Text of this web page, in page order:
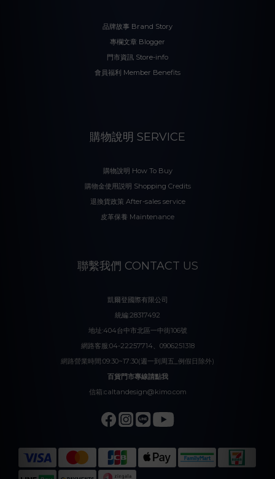
品牌故事 Brand Story
專欄文章 Blogger
門市資訊 Store-info
會員福利 Member Benefits
購物說明 SERVICE
購物說明 How To Buy
購物金使用説明 Shopping Credits
退換貨政策 After-sales service
皮革保養 Maintenance
聯繫我們 CONTACT US
凱爾登國際有限公司
統編:28317492
地址:404台中市北區一中街106號
網路客服:04-22257714、0906251318
網路營業時間:09:30~17:30(週一到周五_例假日除外)
百貨門市專線請點我
信箱:caltandesign@kimo.com